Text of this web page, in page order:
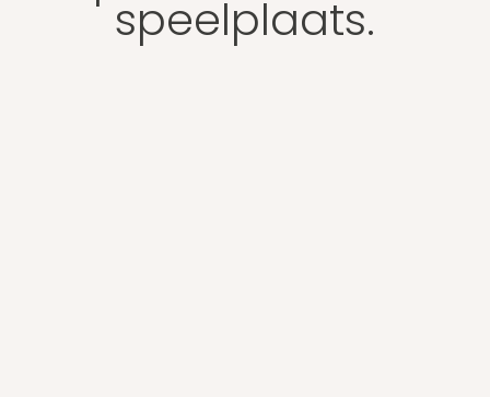
speelplaats.